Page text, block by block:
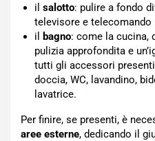
il salotto: pulire a fondo
televisore e telecomando
il
bagno: come la cucina,
pulizia approfondita e
tutti gli accessori
doccia, WC, lavandino,
lavatrice.
Per finire, se presenti, è
aree esterne, dedicando il